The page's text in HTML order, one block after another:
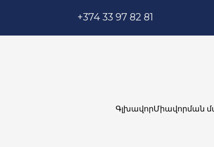
+374 33 97 82 81
ԳլխավորՄիավորման